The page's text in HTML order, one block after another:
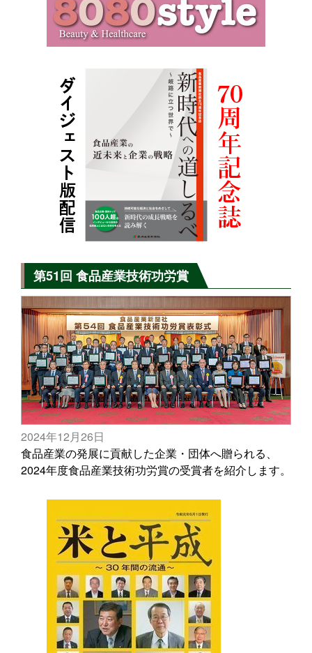
第51回 食品産業技術功労賞
2024年12月26日
食品産業の発展に貢献した企業・団体へ贈られる、
2024年度食品産業技術功労賞の受賞者を紹介します。